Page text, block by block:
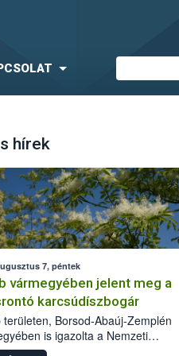
hírek
7, péntek
vármegyében jelent meg a
karcsúdíszbogár
területen, Borsod-Abaúj-Zemplén
is igazolta a Nemzeti
biztonsági Hivatal (Nébih) a